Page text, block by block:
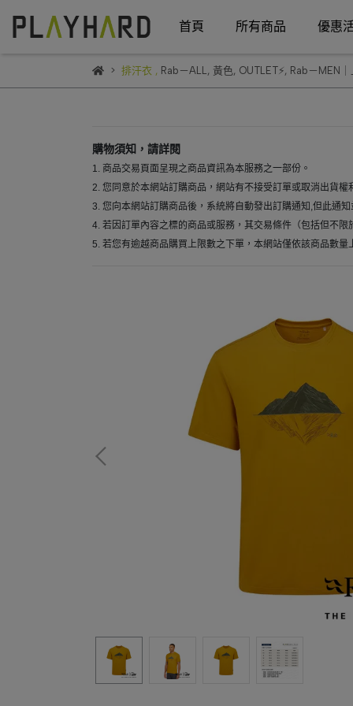
首頁 所有商品 優惠
排汗衣 , Rab－ALL, 黃色, OUTLET⚡, Rab－MEN
購物須知，請詳閱
1. 商品交易頁面呈現之商品資訊為本服務之一部份。
2. 您同意於本網站訂購商品，網站有不接受訂單或取消出貨權
3. 您向本網站訂購商品後，系統將自動發出訂購通知,但此通
4. 若因訂單內容之標的商品或服務，其交易條件（包括但不
5. 若您有逾越商品購買上限數之下單，本網站僅依該商品數量